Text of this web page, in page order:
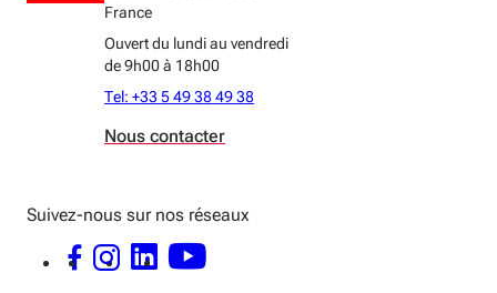
France
Ouvert du lundi au vendredi
de 9h00 à 18h00
Tel: +33 5 49 38 49 38
Nous contacter
Suivez-nous sur nos réseaux
FACEBOOK - OUVERTURE DANS UNE NOUVELLE FENÊTRE
INSTAGRAM - OUVERTURE DANS UNE NOUVELLE FENÊTRE
LINKEDIN - OUVERTURE DANS UNE NOUVELLE FENÊTRE
YOUTUBE - OUVERTURE DANS UNE NOUVELLE FENÊTRE